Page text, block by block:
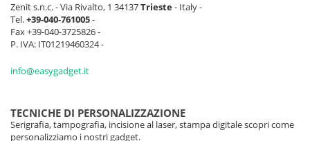
Zenit s.n.c. - Via Rivalto, 1 34137Trieste- Italy -
Tel.+39-040-761005-
Fax +39-040-3725826 -
P. IVA: IT01219460324 -
info@easygadget.it
TECNICHE DI PERSONALIZZAZIONE
Serigrafia, tampografia, incisione al laser, stampa digitale scopri come
personalizziamo i nostri gadget.